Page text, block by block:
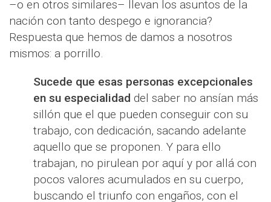
–o en otros similares– llevan los asuntos de la
nación con tanto despego e ignorancia?
Respuesta que hemos de damos a nosotros
mismos: a porrillo.
Sucede que esas personas excepcionales
en su especialidad del saber no ansían más
sillón que el que pueden conseguir con su
trabajo, con dedicación, sacando adelante
aquello que se proponen. Y para ello
trabajan, no pirulean por aquí y por allá con
pocos valores acumulados en su cuerpo,
buscando el triunfo con engaños, con el